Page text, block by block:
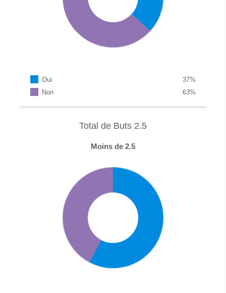
Oui %
37
Non
%
63
Total de Buts 2.5
Moins de 2.5